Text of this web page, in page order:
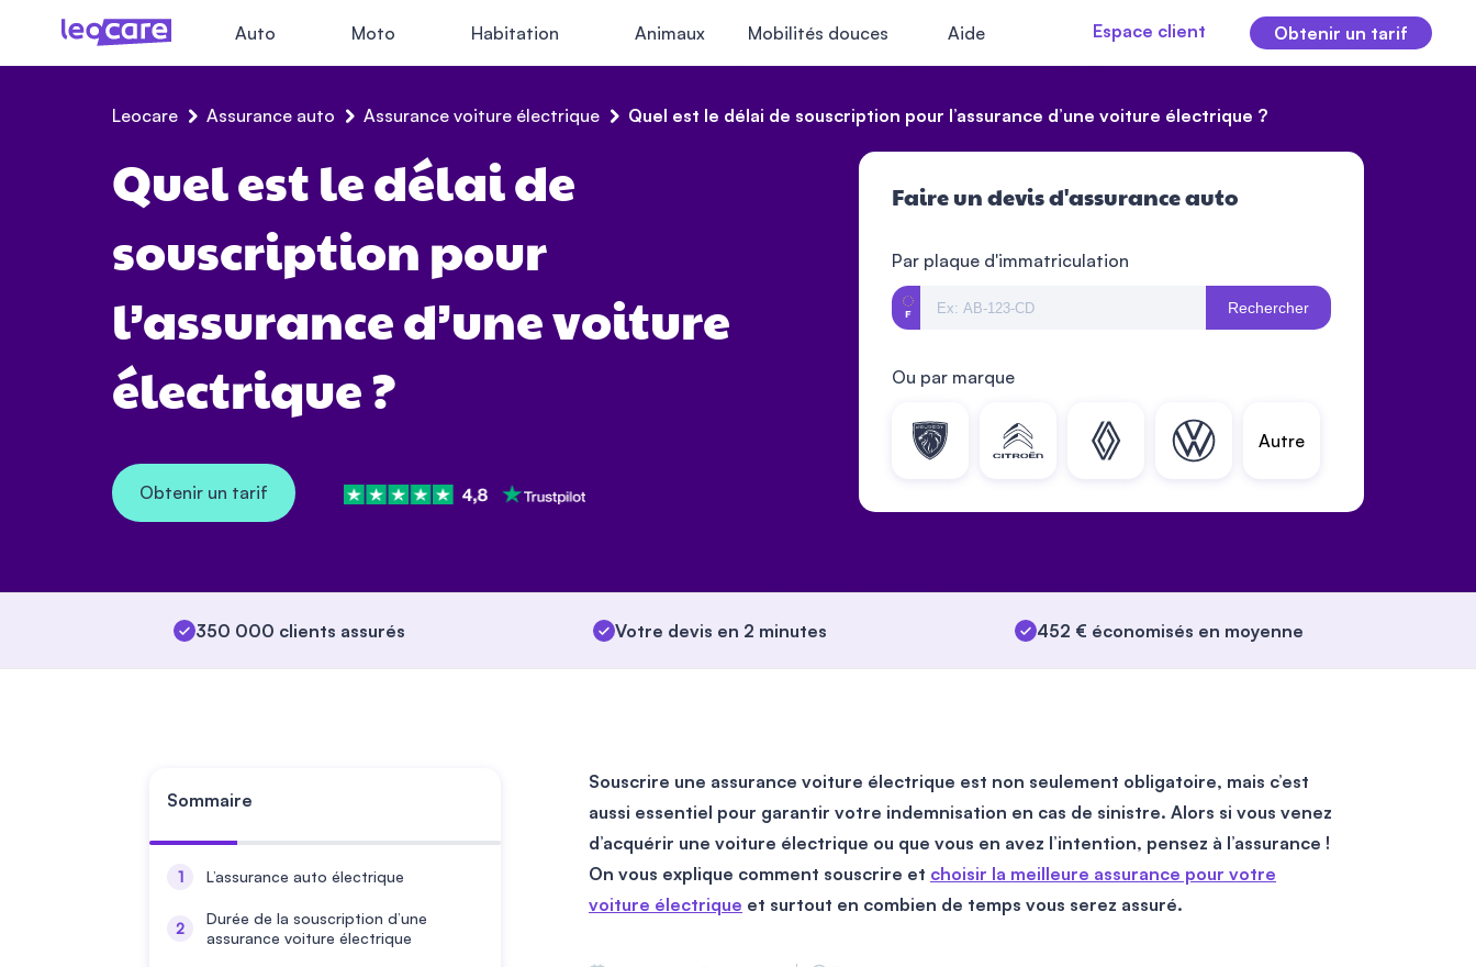
Auto Moto Habitation Animaux Mobilités douces Aide Espace client Obtenir un tarif
Leocare Assurance auto Assurance voiture électrique Quel est le délai de souscription pour l’assurance d’une voiture électrique ?
Quel est le délai de
souscription pour
l’assurance d’une voiture
électrique ?
Obtenir un tarif
Faire un devis d'assurance auto
Par plaque d'immatriculation
Rechercher
Ou par marque
Autre
350 000 clients assurés Votre devis en 2 minutes 452 € économisés en moyenne
Sommaire
L’assurance auto électrique
Durée de la souscription d’une
assurance voiture électrique
Souscrire une assurance voiture électrique est non seulement obligatoire, mais c’est
aussi essentiel pour garantir votre indemnisation en cas de sinistre. Alors si vous venez
d’acquérir une voiture électrique ou que vous en avez l’intention, pensez à l’assurance !
On vous explique comment souscrire et choisir la meilleure assurance pour votre
voiture électrique et surtout en combien de temps vous serez assuré.